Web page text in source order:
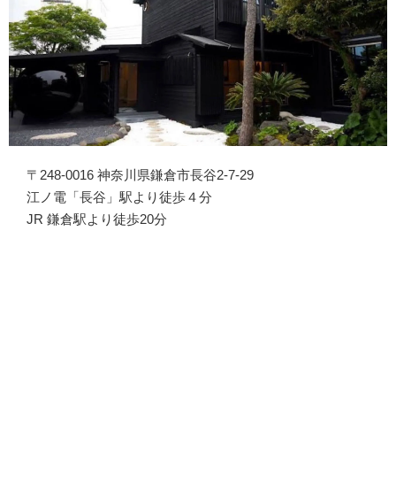
〒248-0016 神奈川県鎌倉市長谷2-7-29
江ノ電「長谷」駅より徒歩４分
JR 鎌倉駅より徒歩20分